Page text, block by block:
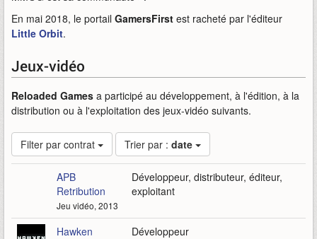
En mai 2018, le portail GamersFirst est racheté par l'éditeur
Little Orbit.
Jeux-vidéo
Reloaded Games a participé au développement, à l'édition, à la
distribution ou à l'exploitation des jeux-vidéo suivants.
Filter par contrat Trier par : date
APB
Retribution
Jeu vidéo, 2013
Développeur, distributeur, éditeur,
exploitant
Hawken Développeur